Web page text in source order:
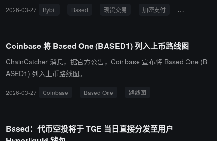
作为核心激励代币，通过费率减免和消费返现驱动平台增长，为用户
2026-03-27 Bybit Based 现货交易 加密支付 激励代币
Coinbase 将 Based One (BASED1) 列入上币路线图
ChainCatcher 消息，据官方公告，Coinbase 宣布将 Based One (B
ASED1) 列入上币路线图。
2026-03-27 Coinbase Based One 路线图
Based：代币空投将于 TGE 当日直接分发至用户